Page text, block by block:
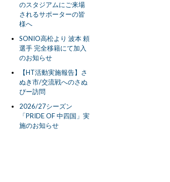
のスタジアムにご来場
されるサポーターの皆
様へ
SONIO高松より 波本 頼
選手 完全移籍にて加入
のお知らせ
【HT活動実施報告】さ
ぬき市/交流戦へのさぬ
ぴー訪問
2026/27シーズン
「PRIDE OF 中四国」実
施のお知らせ